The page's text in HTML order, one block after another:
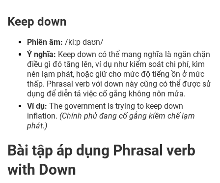
Keep down
Phiên âm: /kiːp daʊn/
Ý nghĩa: Keep down có thể mang nghĩa là ngăn chặn
điều gì đó tăng lên, ví dụ như kiểm soát chi phí, kìm
nén lạm phát, hoặc giữ cho mức độ tiếng ồn ở mức
thấp. Phrasal verb với down này cũng có thể được sử
dụng để diễn tả việc cố gắng không nôn mửa.
Ví dụ: The government is trying to keep down
inflation. (Chính phủ đang cố gắng kiềm chế lạm
phát.)
Bài tập áp dụng Phrasal verb
with Down